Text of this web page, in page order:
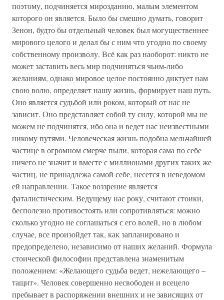
поэтому, подчиняется мирозданию, малым элементом
которого он является. Было бы смешно думать, говорит
Зенон, будто бы отдельный человек был могущественнее
мирового целого и делал бы с ним что угодно по своему
собственному произволу. Всё как раз наоборот: никто не
может заставить весь мир подчиняться чьим-либо
желаниям, однако мировое целое постоянно диктует нам
свою волю, определяет нашу жизнь, формирует наш путь.
Оно является судьбой или роком, который от нас не
зависит. Оно представляет собой ту силу, которой мы не
можем не подчинятся, ибо она и ведет нас неизвестными
никому путями. Человеческая жизнь подобна мельчайшей
частице в огромном смерче пыли, которая сама по себе
ничего не значит и вместе с миллионами других таких же
частиц, не принадлежа самой себе, несется в неведомом
ей направлении. Такое воззрение является
фаталистическим. Ведущему нас року, считают стоики,
бесполезно противостоять или сопротивляться: можно
сколько угодно не соглашаться с его волей, но в любом
случае, все произойдет так, как запланировано и
предопределено, независимо от наших желаний. Формула
стоической философии представлена знаменитым
положением: «Желающего судьба ведет, нежелающего –
тащит». Человек совершенно несвободен и всецело
пребывает в распоряжении внешних и не зависящих от